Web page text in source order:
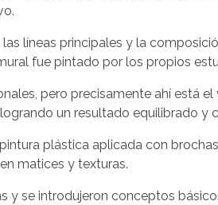
líneas principales y la
fue pintado por los propios
pero precisamente ahí está
un resultado equilibrado y
plástica aplicada con
matices y texturas.
se introdujeron conceptos